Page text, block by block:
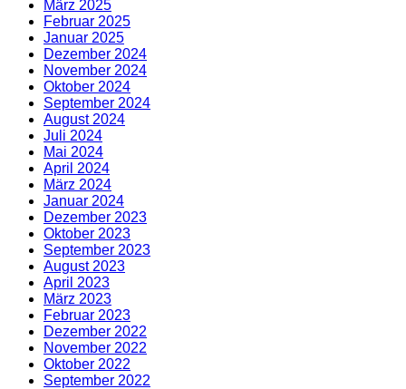
März 2025
Februar 2025
Januar 2025
Dezember 2024
November 2024
Oktober 2024
September 2024
August 2024
Juli 2024
Mai 2024
April 2024
März 2024
Januar 2024
Dezember 2023
Oktober 2023
September 2023
August 2023
April 2023
März 2023
Februar 2023
Dezember 2022
November 2022
Oktober 2022
September 2022